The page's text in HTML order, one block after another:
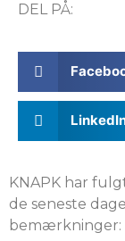
DEL PÅ:
KNAPK har
de seneste
bemærkninger: